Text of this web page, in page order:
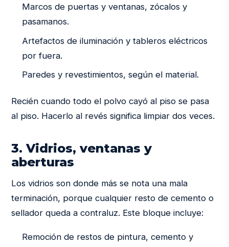
Marcos de puertas y ventanas, zócalos y
pasamanos.
Artefactos de iluminación y tableros eléctricos
por fuera.
Paredes y revestimientos, según el material.
Recién cuando todo el polvo cayó al piso se pasa
al piso. Hacerlo al revés significa limpiar dos veces.
3. Vidrios, ventanas y
aberturas
Los vidrios son donde más se nota una mala
terminación, porque cualquier resto de cemento o
sellador queda a contraluz. Este bloque incluye:
Remoción de restos de pintura, cemento y